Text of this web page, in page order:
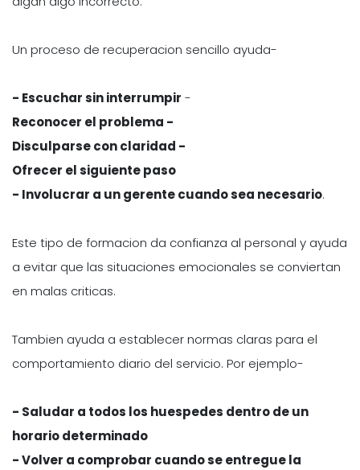
Un proceso de recuperacion sencillo ayuda-
- Escuchar sin interrumpir -
Reconocer el problema -
Disculparse con claridad -
Ofrecer el siguiente paso
- Involucrar a un gerente cuando sea necesario.
Este tipo de formacion da confianza al personal y ayuda
a evitar que las situaciones emocionales se conviertan
en malas criticas.
Tambien ayuda a establecer normas claras para el
comportamiento diario del servicio. Por ejemplo-
- Saludar a todos los huespedes dentro de un
horario determinado
- Volver a comprobar cuando se entregue la